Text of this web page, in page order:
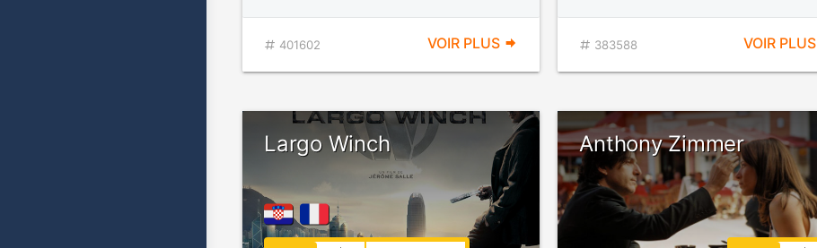
401602 VOIR PLUS 383588 VOIR PLUS
Largo Winch Anthony Zimmer